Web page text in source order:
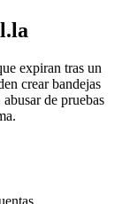
expiran tras un
crear bandejas
de pruebas